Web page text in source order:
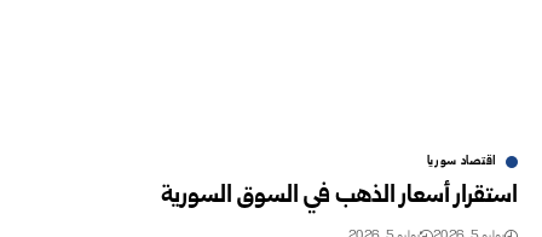
اقتصاد سوريا
استقرار أسعار الذهب في السوق السورية ‏